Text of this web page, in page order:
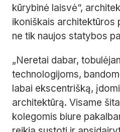
kūrybinė laisvė“,
ikoniškais architektūros
ne tik naujos statybos
„Neretai dabar,
technologijoms,
labai ekscentrišką,
architektūrą. Visame
kolegomis biure